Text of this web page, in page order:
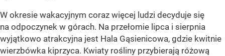
W okresie wakacyjnym coraz więcej ludzi decyduje się
na odpoczynek w górach. Na przełomie lipca i sierpnia
wyjątkowo atrakcyjna jest Hala Gąsienicowa, gdzie kwitnie
wierzbówka kiprzyca. Kwiaty rośliny przybierają różową